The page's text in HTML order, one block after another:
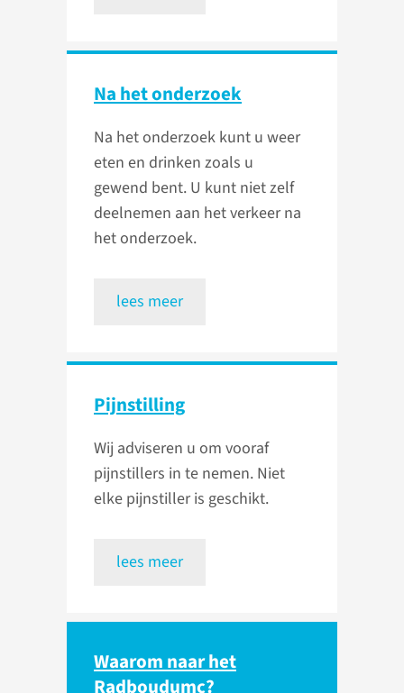
Na het onderzoek
Na het onderzoek kunt u weer
eten en drinken zoals u
gewend bent. U kunt niet zelf
deelnemen aan het verkeer na
het onderzoek.
lees meer
Pijnstilling
Wij adviseren u om vooraf
pijnstillers in te nemen. Niet
elke pijnstiller is geschikt.
lees meer
Waarom naar het
Radboudumc?